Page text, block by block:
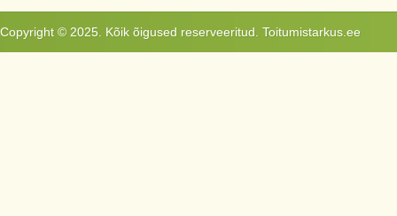
Copyright © 2025. Kõik õigused reserveeritud. Toitumistarkus.ee